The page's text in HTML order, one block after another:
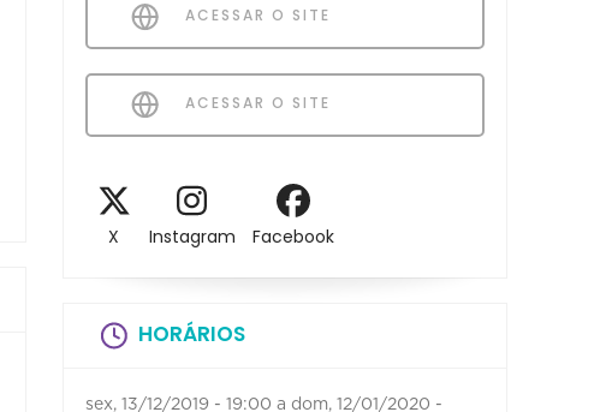
ACESSAR O SITE
ACESSAR O SITE
X Instagram Facebook
HORÁRIOS
sex, 13/12/2019 - 19:00 a dom, 12/01/2020 -